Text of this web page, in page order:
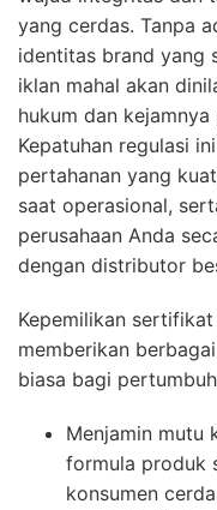
yang cerdas. Tanpa
identitas brand yang
iklan mahal akan
hukum dan
Kepatuhan regulasi
pertahanan yang
saat operasional,
perusahaan Anda
dengan distributor
Kepemilikan
memberikan
biasa bagi
Menjamin mutu
formula produk
konsumen